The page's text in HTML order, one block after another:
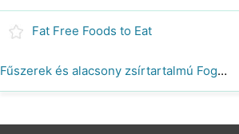
Fat Free Foods to Eat
Fűszerek és alacsony zsírtartalmú Fogyókúra